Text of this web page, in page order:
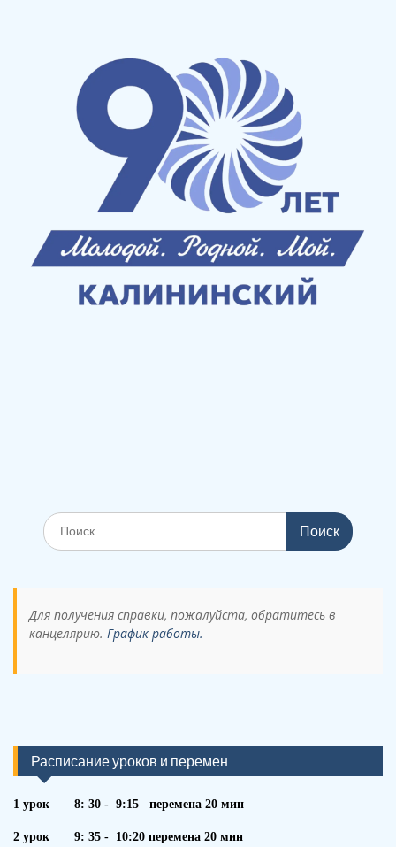
Поиск
по:
Для получения справки, пожалуйста, обратитесь в
канцелярию. График работы.
Расписание уроков и перемен
1 урок 8: 30 - 9:15 перемена 20 мин
2 урок 9: 35 - 10:20 перемена 20 мин